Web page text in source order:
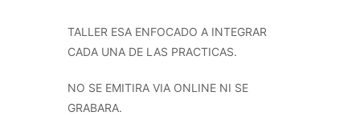
TALLER ESA ENFOCADO A INTEGRAR
CADA UNA DE LAS PRACTICAS.
NO SE EMITIRA VIA ONLINE NI SE
GRABARA.